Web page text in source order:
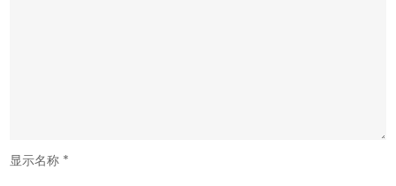
显示名称 *